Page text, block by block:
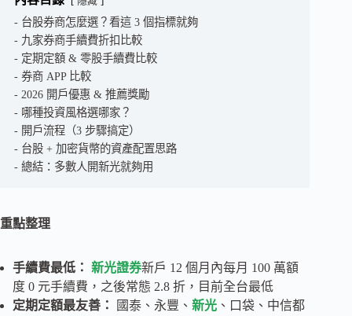
台股券商怎麼選？看這 3 個指標就夠
九家券商手續費折扣比較
定期定額 & 零股手續費比較
券商 APP 比較
2026 開戶優惠 & 推薦獎勵
哪種投資風格選哪家？
開戶流程（3 步驟搞定）
台股 + 加密貨幣的資產配置思路
總結：多數人開新光就夠用
重點整理
手續費最低： 新光證券新戶 12 個月內每月 100 萬額
度 0 元手續費，之後常態 2.8 折，目前全台最低
定期定額最友善：
國泰、永豐、 新光 、口袋、中信都